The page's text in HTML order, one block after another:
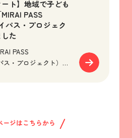
ート】地域で子ども
PASS
パス・プロジェク
た
PASS
ス・プロジェクト）」
ージはこちらから